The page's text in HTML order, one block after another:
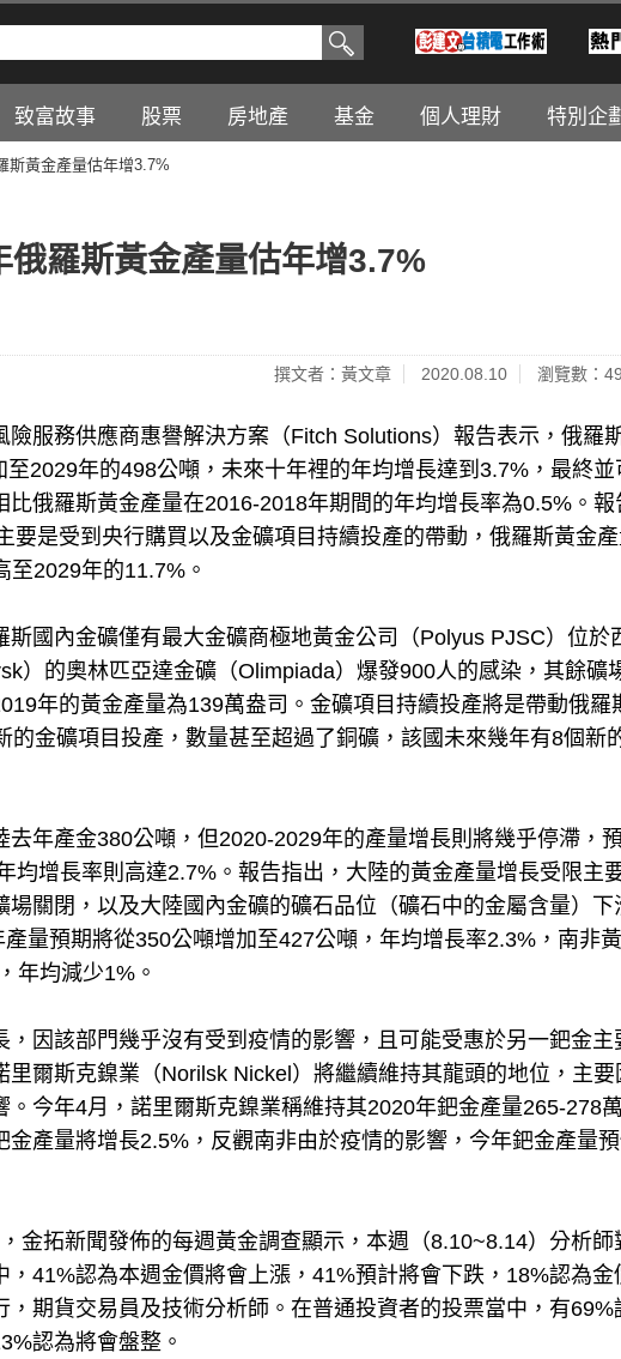
致富故事 股票 房地產 基金 個人理財 特別企
斯黃金產量估年增3.7%
羅斯黃金產量估年增3.7%
撰文者：黃文章 2020.08.10 瀏覽數：
服務供應商惠譽解決方案（Fitch Solutions）報告表示，俄羅
2029年的498公噸，未來十年裡的年均增長達到3.7%，最終並
俄羅斯黃金產量在2016-2018年期間的年均增長率為0.5%。報
要是受到央行購買以及金礦項目持續投產的帶動，俄羅斯黃金
2029年的11.7%。
國內金礦僅有最大金礦商極地黃金公司（Polyus PJSC）位於
）的奧林匹亞達金礦（Olimpiada）爆發900人的感染，其餘礦
年的黃金產量為139萬盎司。金礦項目持續投產將是帶動俄羅
金礦項目投產，數量甚至超過了銅礦，該國未來幾年有8個新
年產金380公噸，但2020-2029年的產量增長則將幾乎停滯，預
均增長率則高達2.7%。報告指出，大陸的黃金產量增長受限主
關閉，以及大陸國內金礦的礦石品位（礦石中的金屬含量）下
量預期將從350公噸增加至427公噸，年均增長率2.3%，南非黃
年均減少1%。
因該部門幾乎沒有受到疫情的影響，且可能受惠於另一鈀金主
爾斯克鎳業（Norilsk Nickel）將繼續維持其龍頭的地位，主要
今年4月，諾里爾斯克鎳業稱維持其2020年鈀金產量265-278萬
產量將增長2.5%，反觀南非由於疫情的影響，今年鈀金產量
金拓新聞發佈的每週黃金調查顯示，本週（8.10~8.14）分析師
41%認為本週金價將會上漲，41%預計將會下跌，18%認為金
期貨交易員及技術分析師。在普通投資者的投票當中，有69%
認為將會盤整。